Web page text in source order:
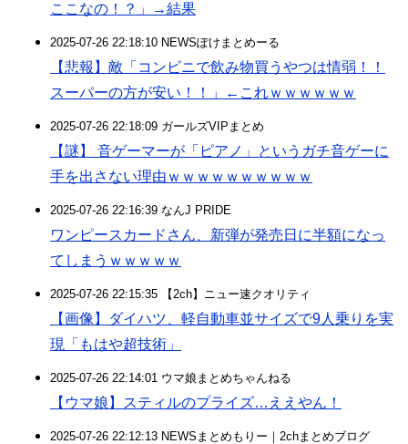
ここなの！？」→結果
2025-07-26 22:18:10 NEWSぽけまとめーる
【悲報】敵「コンビニで飲み物買うやつは情弱！！
スーパーの方が安い！！」←これｗｗｗｗｗｗ
2025-07-26 22:18:09 ガールズVIPまとめ
【謎】 音ゲーマーが「ピアノ」というガチ音ゲーに
手を出さない理由ｗｗｗｗｗｗｗｗｗｗ
2025-07-26 22:16:39 なんJ PRIDE
ワンピースカードさん、新弾が発売日に半額になっ
てしまうｗｗｗｗｗ
2025-07-26 22:15:35 【2ch】ニュー速クオリティ
【画像】ダイハツ、軽自動車並サイズで9人乗りを実
現「もはや超技術」
2025-07-26 22:14:01 ウマ娘まとめちゃんねる
【ウマ娘】スティルのプライズ…ええやん！
2025-07-26 22:12:13 NEWSまとめもりー｜2chまとめブログ